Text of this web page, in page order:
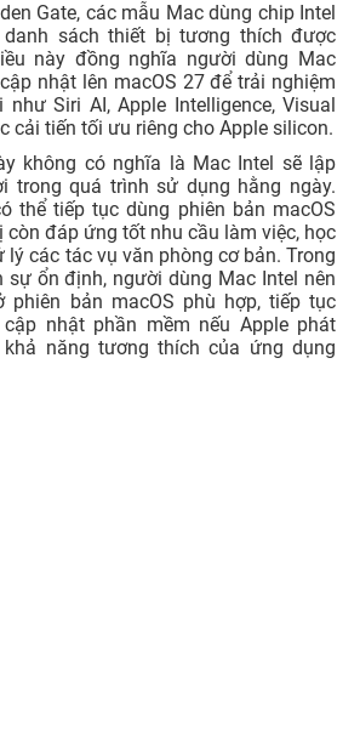
Gate, các mẫu Mac dùng chip Intel
danh sách thiết bị tương thích được
này đồng nghĩa người dùng Mac
nhật lên macOS 27 để trải nghiệm
Siri AI, Apple Intelligence, Visual
cải tiến tối ưu riêng cho Apple silicon.
không có nghĩa là Mac Intel sẽ lập
trong quá trình sử dụng hằng ngày.
thể tiếp tục dùng phiên bản macOS
còn đáp ứng tốt nhu cầu làm việc, học
lý các tác vụ văn phòng cơ bản. Trong
ổn định, người dùng Mac Intel nên
phiên bản macOS phù hợp, tiếp tục
nhật phần mềm nếu Apple phát
năng tương thích của ứng dụng